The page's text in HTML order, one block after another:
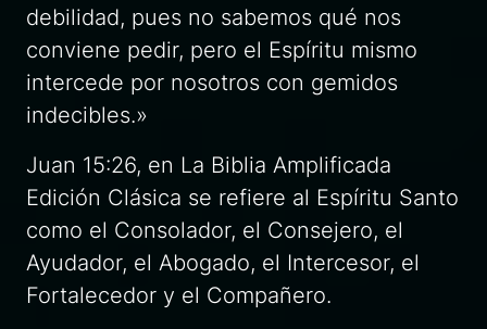
debilidad, pues no sabemos qué nos
conviene pedir, pero el Espíritu mismo
intercede por nosotros con gemidos
indecibles.»
Juan 15:26, en La Biblia Amplificada
Edición Clásica se refiere al Espíritu Santo
como el Consolador, el Consejero, el
Ayudador, el Abogado, el Intercesor, el
Fortalecedor y el Compañero.